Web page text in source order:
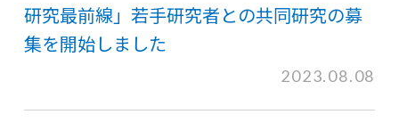
研究最前線」若手研究者との共同研究の募
集を開始しました
2023.08.08